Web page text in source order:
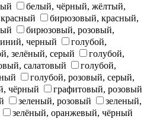
белый, чёрный, жёлтый,
бирюзовый, красный,
бирюзовый, розовый,
черный
голубой,
зелёный, серый
голубой,
салатовый
голубой,
голубой, розовый, серый,
чёрный
графитовый, розовый
зеленый, розовый
зеленый,
зелёный, оранжевый, чёрный